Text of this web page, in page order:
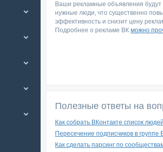
Ваши рекламные объявления будут
нужные люди, что существенно
эффективность и снизит цену
Подробнее о рекламе ВК можно
Полезные ответы на
Как собрать ВКонтакте список
Пересечение подписчиков в группе
Как сделать парсинг по